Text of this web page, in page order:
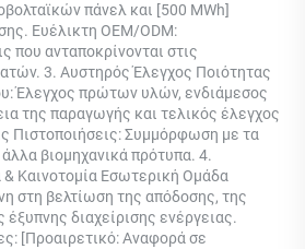
πάνελ και [500 MWh]
Ευέλικτη OEM/ODM:
που ανταποκρίνονται στις
3. Αυστηρός Έλεγχος Ποιότητας
Έλεγχος πρώτων υλών, ενδιάμεσος
της παραγωγής και τελικός έλεγχος
Πιστοποιήσεις: Συμμόρφωση με τα
βιομηχανικά πρότυπα. 4.
Καινοτομία Εσωτερική Ομάδα
στη βελτίωση της απόδοσης, της
έξυπνης διαχείρισης ενέργειας.
[Προαιρετικό: Αναφορά σε